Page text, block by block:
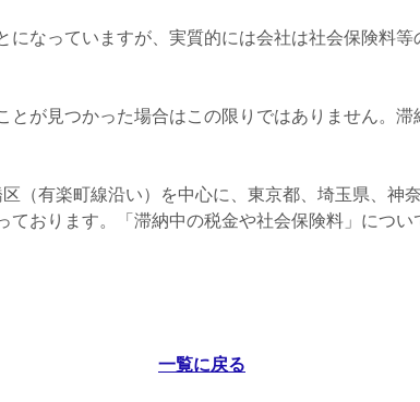
なっていますが、実質的には会社は社会保険料
が見つかった場合はこの限りではありません。
（有楽町線沿い）を中心に、東京都、埼玉県、神
ております。「滞納中の税金や社会保険料」につ
一覧に戻る